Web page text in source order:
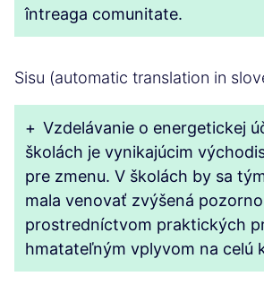
întreaga comunitate.
Sisu (automatic translation in
+ Vzdelávanie o energetickej
školách je vynikajúcim
pre zmenu. V školách by sa
mala venovať zvýšená
prostredníctvom praktických
hmatateľným vplyvom na celú